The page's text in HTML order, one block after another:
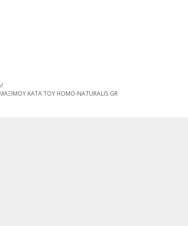
ΚΑΤΑ ΤΟΥ HOMO-NATURALIS.GR